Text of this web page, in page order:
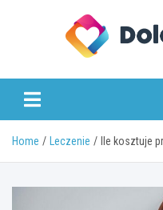
Home Leczenie Ile kosztuje